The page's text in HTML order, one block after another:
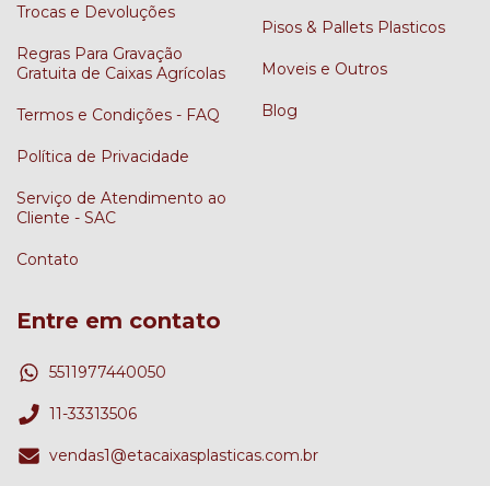
Trocas e Devoluções
Regras Para Gravação
Gratuita de Caixas Agrícolas
Termos e Condições - FAQ
Política de Privacidade
Serviço de Atendimento ao
Cliente - SAC
Contato
Pisos & Pallets Plasticos
Moveis e Outros
Blog
Entre em contato
5511977440050
11-33313506
vendas1@etacaixasplasticas.com.br